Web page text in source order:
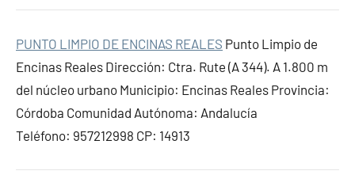
PUNTO LIMPIO DE ENCINAS REALES Punto Limpio de
Encinas Reales Dirección: Ctra. Rute (A 344). A 1.800 m
del núcleo urbano Municipio: Encinas Reales Provincia:
Córdoba Comunidad Autónoma: Andalucía
Teléfono: 957212998 CP: 14913